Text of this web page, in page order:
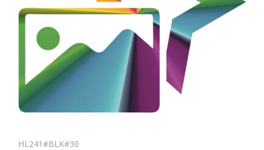
HL241#BLK#30